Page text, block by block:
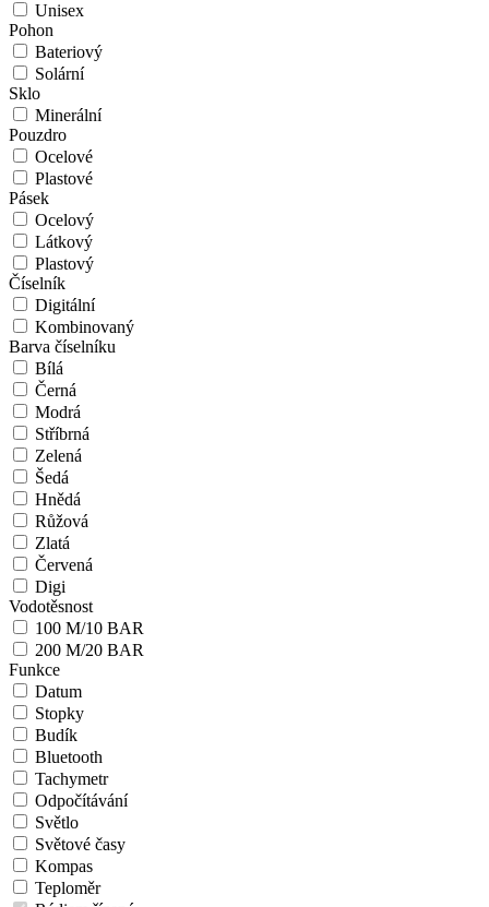
Unisex
Pohon
Bateriový
Solární
Sklo
Minerální
Pouzdro
Ocelové
Plastové
Pásek
Ocelový
Látkový
Plastový
Číselník
Digitální
Kombinovaný
Barva číselníku
Bílá
Černá
Modrá
Stříbrná
Zelená
Šedá
Hnědá
Růžová
Zlatá
Červená
Digi
Vodotěsnost
100 M/10 BAR
200 M/20 BAR
Funkce
Datum
Stopky
Budík
Bluetooth
Tachymetr
Odpočítávání
Světlo
Světové časy
Kompas
Teploměr